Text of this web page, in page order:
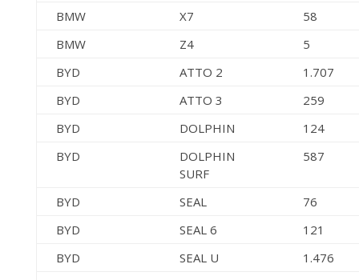
BMW
X7
58
BMW
Z4
5
BYD
ATTO 2
1.707
BYD
ATTO 3
259
BYD
DOLPHIN
124
BYD
DOLPHIN
SURF
587
BYD SEAL
76
BYD
SEAL 6
121
BYD
SEAL U
1.476